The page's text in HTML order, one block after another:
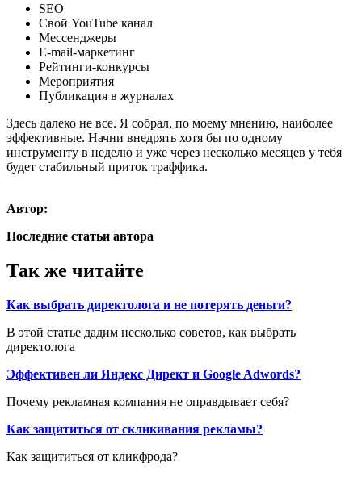
SEO
Свой YouTube канал
Мессенджеры
E-mail-маркетинг
Рейтинги-конкурсы
Мероприятия
Публикация в журналах
Здесь далеко не все. Я собрал, по моему мнению, наиболее
эффективные. Начни внедрять хотя бы по одному
инструменту в неделю и уже через несколько месяцев у тебя
будет стабильный приток траффика.
Автор:
Последние статьи автора
Так же читайте
Как выбрать директолога и не потерять деньги?
В этой статье дадим несколько советов, как выбрать
директолога
Эффективен ли Яндекс Директ и Google Adwords?
Почему рекламная компания не оправдывает себя?
Как защититься от скликивания рекламы?
Как защититься от кликфрода?